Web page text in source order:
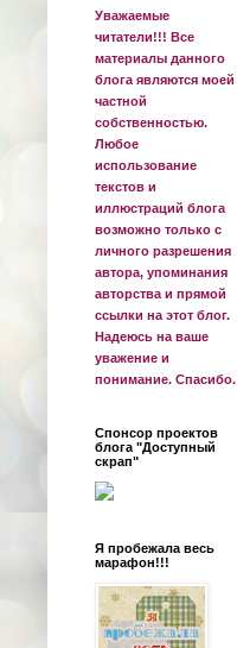
Уважаемые
читатели!!! Все
материалы данного
блога являются моей
частной
собственностью.
Любое
использование
текстов и
иллюстраций блога
возможно только с
личного разрешения
автора, упоминания
авторства и прямой
ссылки на этот блог.
Надеюсь на ваше
уважение и
понимание. Спасибо.
Спонсор проектов
блога "Доступный
скрап"
Я пробежала весь
марафон!!!